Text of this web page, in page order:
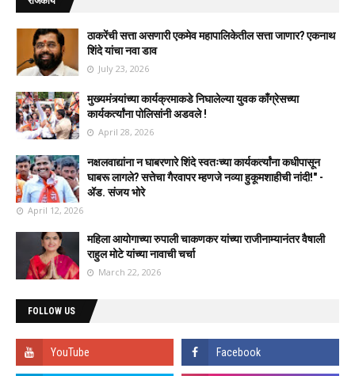
ठाकरेंची सत्ता असणारी एकमेव महापालिकेतील सत्ता जाणार? एकनाथ
शिंदे यांचा नवा डाव
July 23, 2026
मुख्यमंत्र्यांच्या कार्यक्रमाकडे निघालेल्या युवक काँग्रेसच्या
कार्यकर्त्यांना पोलिसांनी अडवले !
April 28, 2026
नक्षलवाद्यांना न घाबरणारे शिंदे स्वतःच्या कार्यकर्त्यांना कधीपासून
घाबरू लागले? सत्तेचा गैरवापर म्हणजे नव्या हुकूमशाहीची नांदी!" -
ॲड. संजय भोरे
April 12, 2026
महिला आयोगाच्या रुपाली चाकणकर यांच्या राजीनाम्यानंतर वैषाली
राहुल मोटे यांच्या नावाची चर्चा
March 22, 2026
FOLLOW US